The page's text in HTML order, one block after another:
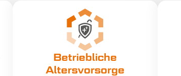
Betriebliche
Altersvorsorge